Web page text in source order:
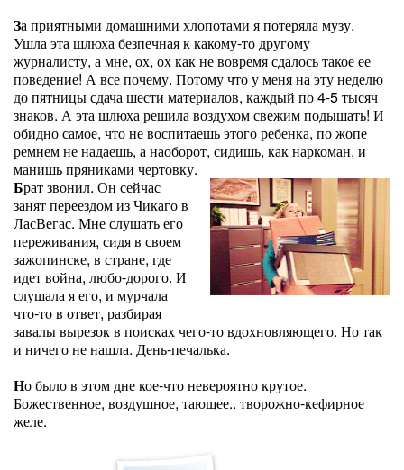
За приятными домашними хлопотами я потеряла музу.
Ушла эта шлюха безпечная к какому-то другому
журналисту, а мне, ох, ох как не вовремя сдалось такое ее
поведение! А все почему. Потому что у меня на эту неделю
до пятницы сдача шести материалов, каждый по 4-5 тысяч
знаков. А эта шлюха решила воздухом свежим подышать! И
обидно самое, что не воспитаешь этого ребенка, по жопе
ремнем не надаешь, а наоборот, сидишь, как наркоман, и
манишь пряниками чертовку.
Брат звонил. Он сейчас
занят переездом из Чикаго в
ЛасВегас. Мне слушать его
переживания, сидя в своем
зажопинске, в стране, где
идет война, любо-дорого. И
слушала я его, и мурчала
что-то в ответ, разбирая
завалы вырезок в поисках чего-то вдохновляющего. Но так
и ничего не нашла. День-печалька.
Но было в этом дне кое-что невероятно крутое.
Божественное, воздушное, тающее.. творожно-кефирное
желе.